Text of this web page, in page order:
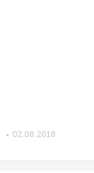
02.08.2018